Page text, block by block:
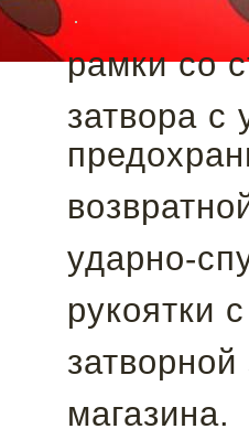
рамки со
затвора с
ударно-
рукоятки
магазина.